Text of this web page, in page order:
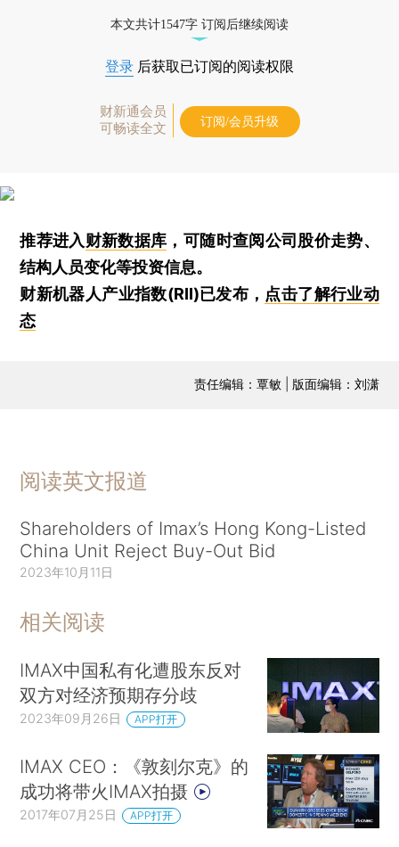
本文共计1547字 订阅后继续阅读
登录 后获取已订阅的阅读权限
财新通会员
可畅读全文
订阅/会员升级
推荐进入财新数据库 ，可随时查阅公司股价走势、
结构人员变化等投资信息。
财新机器人产业指数(RII)已发布， 点击了解行业动
态
责任编辑：覃敏 | 版面编辑：刘潇
阅读英文报道
Shareholders of Imax’s Hong Kong-Listed
China Unit Reject Buy-Out Bid
2023年10月11日
相关阅读
IMAX中国私有化遭股东反对
双方对经济预期存分歧
2023年09月26日 APP打开
IMAX CEO：《敦刻尔克》的
成功将带火IMAX拍摄
2017年07月25日 APP打开